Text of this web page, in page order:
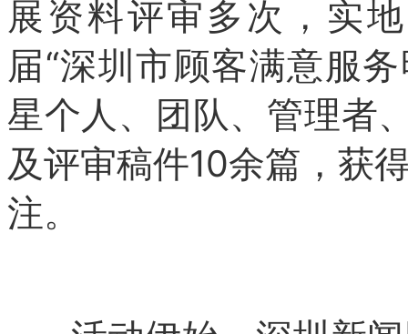
展资料评审多次，实
届“深圳市顾客满意服
星个人、团队、管理者
及评审稿件10余篇，获
注。